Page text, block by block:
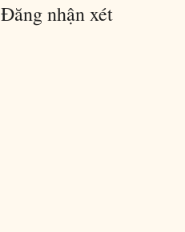
Đăng nhận xét